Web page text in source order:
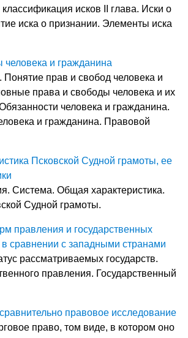
исков II глава. Иски о
иска о признании. Элементы иска
и гражданина
Понятие прав и свобод человека и
права и свободы человека и их
человека и гражданина.
и гражданина. Правовой
Псковской Судной грамоты, ее
Система. Общая характеристика.
Судной грамоты.
правления и государственных
сравнении с западными странами
рассматриваемых государств.
правления. Государственный
правовое исследование
право, том виде, в котором оно